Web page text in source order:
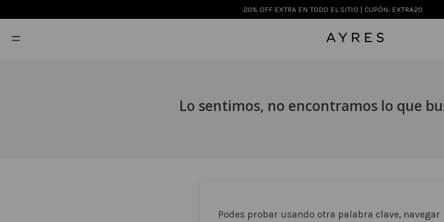
20% OFF EXTRA EN TODO EL SITIO | CUPÓN: EXTRA20
Lo sentimos, no encontramos lo que
Podes probar usando otra palabra clave, navegar